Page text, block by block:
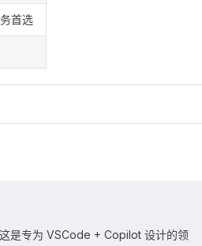
首选
是专为 VSCode + Copilot 设计的领